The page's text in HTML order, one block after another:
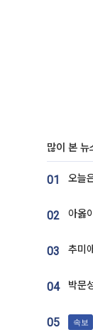
많이 본 뉴
01 오늘
02
03
04
05 속보